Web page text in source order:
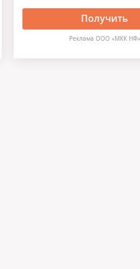
Получить
Реклама ООО «МКК НФ»